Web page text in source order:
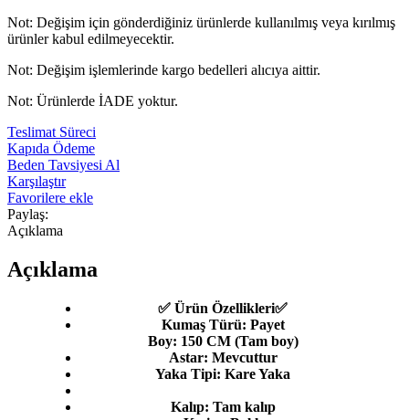
Not: Değişim için gönderdiğiniz ürünlerde kullanılmış veya kırılmış
ürünler kabul edilmeyecektir.
Not: Değişim işlemlerinde kargo bedelleri alıcıya aittir.
Not: Ürünlerde İADE yoktur.
Teslimat Süreci
Kapıda Ödeme
Beden Tavsiyesi Al
Karşılaştır
Favorilere ekle
Paylaş:
Açıklama
Açıklama
✅ Ürün Özellikleri✅
Kumaş Türü: Payet
Boy: 150 CM (Tam boy)
Astar: Mevcuttur
Yaka Tipi: Kare Yaka
Kalıp: Tam kalıp